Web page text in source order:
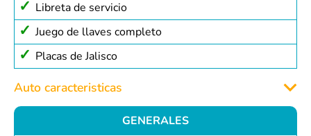
Libreta de servicio
Juego de llaves completo
Placas de Jalisco
Auto caracteristicas
GENERALES